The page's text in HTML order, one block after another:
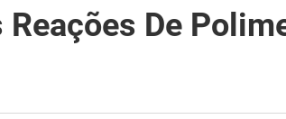
De